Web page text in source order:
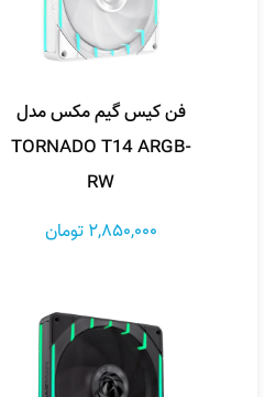
فن کیس گیم مکس مدل
TORNADO T14 ARGB-
RW
2,850,000 تومان